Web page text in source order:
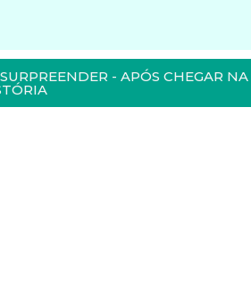
- APÓS CHEGAR